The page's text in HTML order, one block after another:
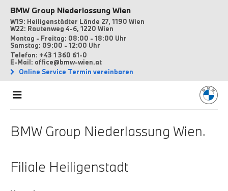
BMW Group Niederlassung Wien
W19: Heiligenstädter Lände 27, 1190 Wien
W22: Rautenweg 4-6, 1220 Wien
Montag - Freitag: 08:00 - 18:00 Uhr
Samstag: 09:00 - 12:00 Uhr
Telefon: +43 1 360 61-0
E-Mail: office@bmw-wien.at
Online Service Termin vereinbaren
BMW Group Niederlassung Wien.
Filiale Heiligenstadt